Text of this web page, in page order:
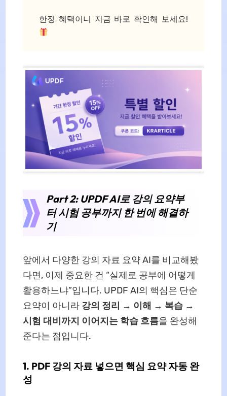
한정 혜택이니 지금 바로 확인해 보세요!
Part 2: UPDF AI로 강의 요약부
터 시험 공부까지 한 번에 해결하
기
앞에서 다양한 강의 자료 요약 AI를 비교해봤
다면, 이제 중요한 건 “실제로 공부에 어떻게
활용하느냐”입니다. UPDF AI의 핵심은 단순
요약이 아니라 강의 정리 → 이해 → 복습 →
시험 대비까지 이어지는 학습 흐름을 완성해
준다는 점입니다.
1. PDF 강의 자료 넣으면 핵심 요약 자동 완
성